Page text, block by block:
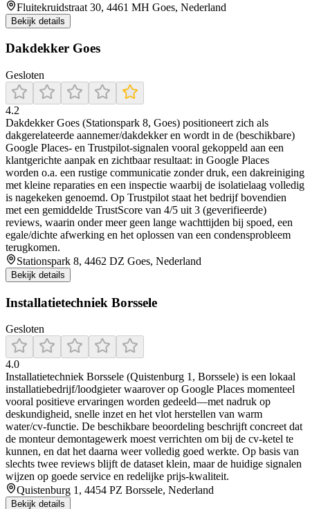
Fluitekruidstraat 30, 4461 MH Goes, Nederland
Bekijk details
Dakdekker Goes
Gesloten
4.2
Dakdekker Goes (Stationspark 8, Goes) positioneert zich als
dakgerelateerde aannemer/dakdekker en wordt in de (beschikbare)
Google Places- en Trustpilot-signalen vooral gekoppeld aan een
klantgerichte aanpak en zichtbaar resultaat: in Google Places
worden o.a. een rustige communicatie zonder druk, een dakreiniging
met kleine reparaties en een inspectie waarbij de isolatielaag volledig
is nagekeken genoemd. Op Trustpilot staat het bedrijf bovendien
met een gemiddelde TrustScore van 4/5 uit 3 (geverifieerde)
reviews, waarin onder meer geen lange wachttijden bij spoed, een
egale/dichte afwerking en het oplossen van een condensprobleem
terugkomen.
Stationspark 8, 4462 DZ Goes, Nederland
Bekijk details
Installatietechniek Borssele
Gesloten
4.0
Installatietechniek Borssele (Quistenburg 1, Borssele) is een lokaal
installatiebedrijf/loodgieter waarover op Google Places momenteel
vooral positieve ervaringen worden gedeeld—met nadruk op
deskundigheid, snelle inzet en het vlot herstellen van warm
water/cv-functie. De beschikbare beoordeling beschrijft concreet dat
de monteur demontagewerk moest verrichten om bij de cv-ketel te
kunnen, en dat het daarna weer volledig goed werkte. Op basis van
slechts twee reviews blijft de dataset klein, maar de huidige signalen
wijzen op goede service en redelijke prijs-kwaliteit.
Quistenburg 1, 4454 PZ Borssele, Nederland
Bekijk details